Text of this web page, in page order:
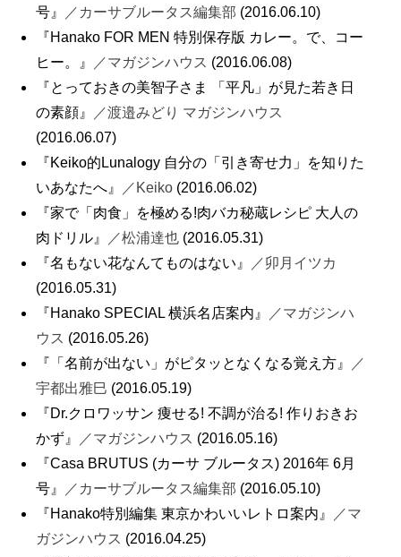
号』
／カーサブルータス編集部 (2016.06.10)
『Hanako FOR MEN 特別保存版 カレー。で、コー
ヒー。』
／マガジンハウス (2016.06.08)
『とっておきの美智子さま 「平凡」が見た若き日
の素顔』
／渡邉みどり マガジンハウス
(2016.06.07)
『Keiko的Lunalogy 自分の「引き寄せ力」を知りた
いあなたへ』
／Keiko (2016.06.02)
『家で「肉食」を極める!肉バカ秘蔵レシピ 大人の
肉ドリル』
／松浦達也 (2016.05.31)
『名もない花なんてものはない』
／卯月イツカ
(2016.05.31)
『Hanako SPECIAL 横浜名店案内』
／マガジンハ
ウス (2016.05.26)
『「名前が出ない」がピタッとなくなる覚え方』
／
宇都出雅巳 (2016.05.19)
『Dr.クロワッサン 痩せる! 不調が治る! 作りおきお
かず』
／マガジンハウス (2016.05.16)
『Casa BRUTUS (カーサ ブルータス) 2016年 6月
号』
／カーサブルータス編集部 (2016.05.10)
『Hanako特別編集 東京かわいいレトロ案内』
／マ
ガジンハウス (2016.04.25)